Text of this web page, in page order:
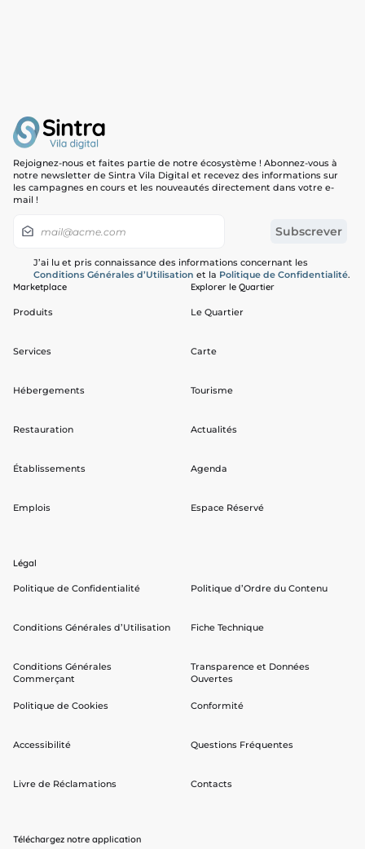
Rejoignez-nous et faites partie de notre écosystème ! Abonnez-vous à
notre newsletter de Sintra Vila Digital et recevez des informations sur
les campagnes en cours et les nouveautés directement dans votre e-
mail !
J’ai lu et pris connaissance des informations concernant les
Conditions Générales d’Utilisation et la Politique de Confidentialité.
Marketplace
Produits
Services
Hébergements
Restauration
Établissements
Emplois
Explorer le Quartier
Le Quartier
Carte
Tourisme
Actualités
Agenda
Espace Réservé
Légal
Politique de Confidentialité
Conditions Générales d’Utilisation
Conditions Générales
Commerçant
Politique de Cookies
Accessibilité
Livre de Réclamations
Politique d’Ordre du Contenu
Fiche Technique
Transparence et Données
Ouvertes
Conformité
Questions Fréquentes
Contacts
Téléchargez notre application